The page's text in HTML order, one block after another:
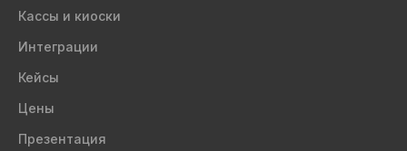
Кассы и киоски
Интеграции
Кейсы
Цены
Презентация